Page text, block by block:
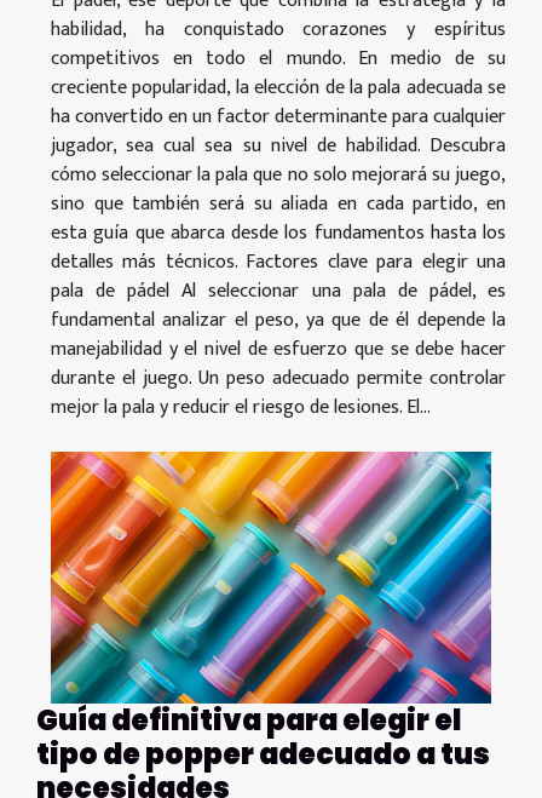
habilidad, ha conquistado corazones y espíritus
competitivos en todo el mundo. En medio de su
creciente popularidad, la elección de la pala adecuada se
ha convertido en un factor determinante para cualquier
jugador, sea cual sea su nivel de habilidad. Descubra
cómo seleccionar la pala que no solo mejorará su juego,
sino que también será su aliada en cada partido, en
esta guía que abarca desde los fundamentos hasta los
detalles más técnicos. Factores clave para elegir una
pala de pádel Al seleccionar una pala de pádel, es
fundamental analizar el peso, ya que de él depende la
manejabilidad y el nivel de esfuerzo que se debe hacer
durante el juego. Un peso adecuado permite controlar
mejor la pala y reducir el riesgo de lesiones. El...
Guía definitiva para elegir el
tipo de popper adecuado a tus
necesidades